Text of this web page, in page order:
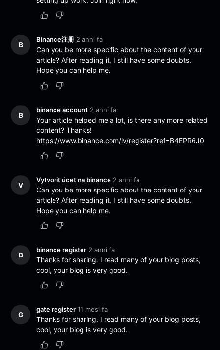
B
Binance注册 2 anni fa
Can you be more specific about the content of your
article? After reading it, I still have some doubts.
Hope you can help me.
B
binance account 2 anni fa
Your article helped me a lot, is there any more related
content? Thanks!
https://www.binance.com/lv/register?ref=B4EPR6J0
V
Vytvorit úcet na binance 2 anni fa
Can you be more specific about the content of your
article? After reading it, I still have some doubts.
Hope you can help me.
B
binance register 2 anni fa
Thanks for sharing. I read many of your blog posts,
cool, your blog is very good.
G
gate register 11 mesi fa
Thanks for sharing. I read many of your blog posts,
cool, your blog is very good.